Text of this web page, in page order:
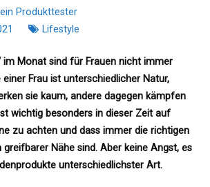
Produkttester
Lifestyle
im Monat sind für Frauen nicht immer
Frau ist unterschiedlicher Natur,
sie kaum, andere dagegen kämpfen
wichtig besonders in dieser Zeit auf
zu achten und dass immer die richtigen
greifbarer Nähe sind. Aber keine Angst, es
unterschiedlichster Art.